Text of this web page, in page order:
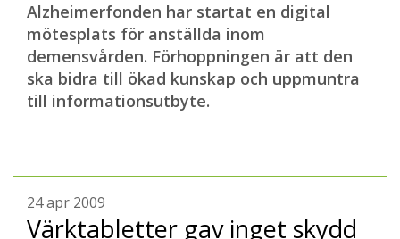
Alzheimerfonden har startat en digital
mötesplats för anställda inom
demensvården. Förhoppningen är att den
ska bidra till ökad kunskap och uppmuntra
till informationsutbyte.
24 apr 2009
Värktabletter gav inget skydd